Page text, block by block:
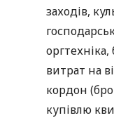
заходів,
витрат на
кордон
купівлю